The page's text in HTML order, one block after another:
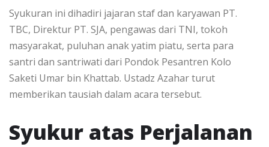
Syukuran ini dihadiri jajaran staf dan karyawan PT.
TBC, Direktur PT. SJA, pengawas dari TNI, tokoh
masyarakat, puluhan anak yatim piatu, serta para
santri dan santriwati dari Pondok Pesantren Kolo
Saketi Umar bin Khattab. Ustadz Azahar turut
memberikan tausiah dalam acara tersebut.
Syukur atas Perjalanan